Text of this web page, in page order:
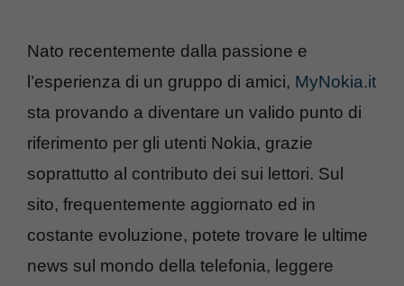
Nato recentemente dalla passione e
l’esperienza di un gruppo di amici, MyNokia.it
sta provando a diventare un valido punto di
riferimento per gli utenti Nokia, grazie
soprattutto al contributo dei sui lettori. Sul
sito, frequentemente aggiornato ed in
costante evoluzione, potete trovare le ultime
news sul mondo della telefonia, leggere